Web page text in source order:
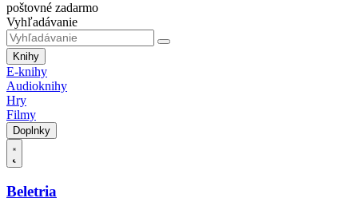
poštovné zadarmo
Vyhľadávanie
Knihy
E-knihy
Audioknihy
Hry
Filmy
Doplnky
Beletria